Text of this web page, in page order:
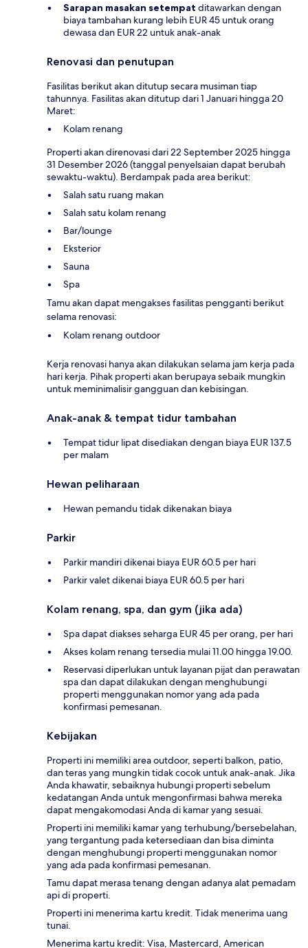
Sarapan masakan setempat ditawarkan dengan
biaya tambahan kurang lebih EUR 45 untuk orang
dewasa dan EUR 22 untuk anak-anak
Renovasi dan penutupan
Fasilitas berikut akan ditutup secara musiman tiap
tahunnya. Fasilitas akan ditutup dari 1 Januari hingga 20
Maret:
Kolam renang
Properti akan direnovasi dari 22 September 2025 hingga
31 Desember 2026 (tanggal penyelsaian dapat berubah
sewaktu-waktu). Berdampak pada area berikut:
Salah satu ruang makan
Salah satu kolam renang
Bar/lounge
Eksterior
Sauna
Spa
Tamu akan dapat mengakses fasilitas pengganti berikut
selama renovasi:
Kolam renang outdoor
Kerja renovasi hanya akan dilakukan selama jam kerja pada
hari kerja. Pihak properti akan berupaya sebaik mungkin
untuk meminimalisir gangguan dan kebisingan.
Anak-anak & tempat tidur tambahan
Tempat tidur lipat disediakan dengan biaya EUR 137.5
per malam
Hewan peliharaan
Hewan pemandu tidak dikenakan biaya
Parkir
Parkir mandiri dikenai biaya EUR 60.5 per hari
Parkir valet dikenai biaya EUR 60.5 per hari
Kolam renang, spa, dan gym (jika ada)
Spa dapat diakses seharga EUR 45 per orang, per hari
Akses kolam renang tersedia mulai 11.00 hingga 19.00.
Reservasi diperlukan untuk layanan pijat dan perawatan
spa dan dapat dilakukan dengan menghubungi
properti menggunakan nomor yang ada pada
konfirmasi pemesanan.
Kebijakan
Properti ini memiliki area outdoor, seperti balkon, patio,
dan teras yang mungkin tidak cocok untuk anak-anak. Jika
Anda khawatir, sebaiknya hubungi properti sebelum
kedatangan Anda untuk mengonfirmasi bahwa mereka
dapat mengakomodasi Anda di kamar yang sesuai.
Properti ini memiliki kamar yang terhubung/bersebelahan,
yang tergantung pada ketersediaan dan bisa diminta
dengan menghubungi properti menggunakan nomor
yang ada pada konfirmasi pemesanan.
Tamu dapat merasa tenang dengan adanya alat pemadam
api di properti.
Properti ini menerima kartu kredit. Tidak menerima uang
tunai.
Menerima kartu kredit: Visa, Mastercard, American